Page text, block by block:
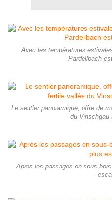
Avec les températures
Pardellbach
Le sentier panoramique, offre de
du Vinschgau
Après les passages en sous-